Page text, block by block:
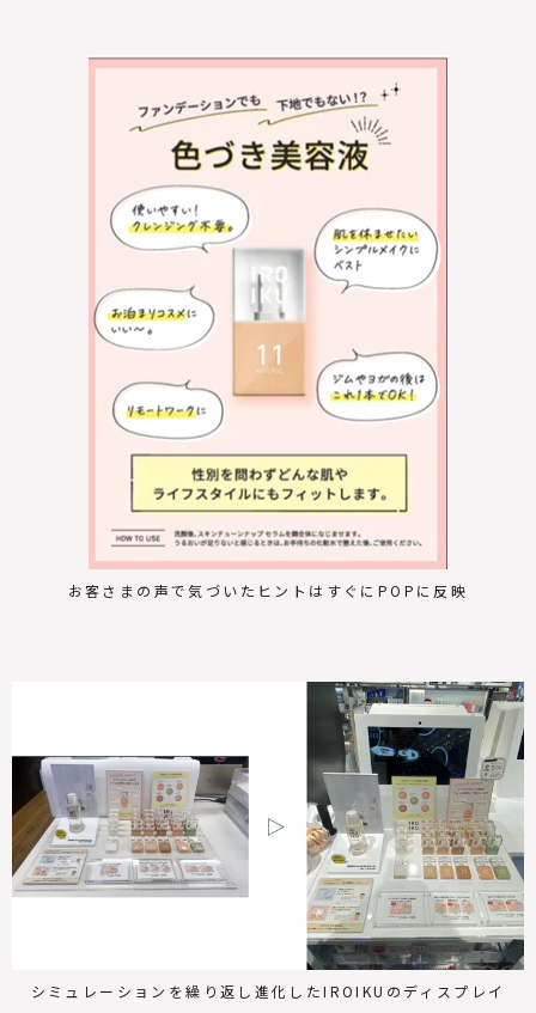
お客さまの声で気づいたヒントはすぐにPOPに反映
シミュレーションを繰り返し進化したIROIKUのディスプレイ